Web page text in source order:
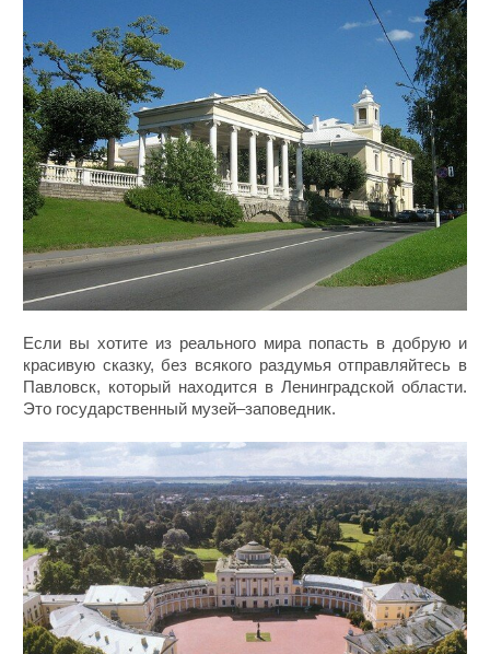
Если вы хотите из реального мира попасть в добрую и
красивую сказку, без всякого раздумья отправляйтесь в
Павловск, который находится в Ленинградской области.
Это государственный музей–заповедник.